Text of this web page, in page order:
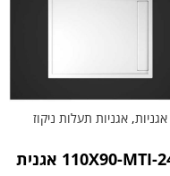
אגניות, אגניות תעלות ניקוז
110X90-MTI-248 אגנית